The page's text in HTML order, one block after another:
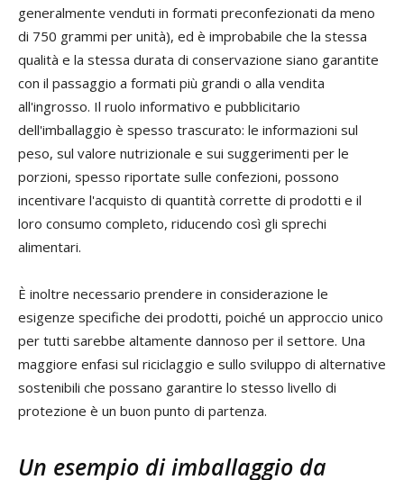
generalmente venduti in formati preconfezionati da meno
di 750 grammi per unità), ed è improbabile che la stessa
qualità e la stessa durata di conservazione siano garantite
con il passaggio a formati più grandi o alla vendita
all'ingrosso. Il ruolo informativo e pubblicitario
dell'imballaggio è spesso trascurato: le informazioni sul
peso, sul valore nutrizionale e sui suggerimenti per le
porzioni, spesso riportate sulle confezioni, possono
incentivare l'acquisto di quantità corrette di prodotti e il
loro consumo completo, riducendo così gli sprechi
alimentari.
È inoltre necessario prendere in considerazione le
esigenze specifiche dei prodotti, poiché un approccio unico
per tutti sarebbe altamente dannoso per il settore. Una
maggiore enfasi sul riciclaggio e sullo sviluppo di alternative
sostenibili che possano garantire lo stesso livello di
protezione è un buon punto di partenza.
Un esempio di imballaggio da